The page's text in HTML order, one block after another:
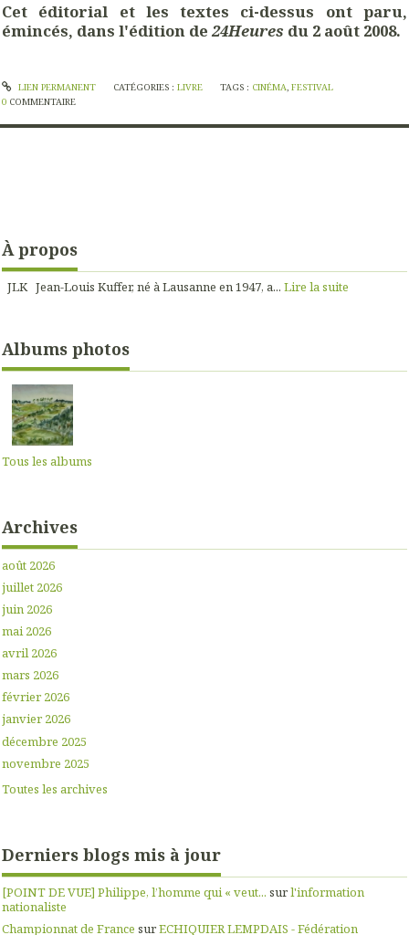
Cet éditorial et les textes ci-dessus ont paru,
émincés, dans l'édition de24Heures du 2 août 2008.
LIEN PERMANENT CATÉGORIES : LIVRE TAGS : CINÉMA,FESTIVAL
0 COMMENTAIRE
À propos
JLK Jean-Louis Kuffer, né à Lausanne en 1947, a... Lire la suite
Albums photos
Tous les albums
Archives
août 2026
juillet 2026
juin 2026
mai 2026
avril 2026
mars 2026
février 2026
janvier 2026
décembre 2025
novembre 2025
Toutes les archives
Derniers blogs mis à jour
[POINT DE VUE] Philippe, l’homme qui « veut... surl'information
nationaliste
Championnat de France surECHIQUIER LEMPDAIS - Fédération